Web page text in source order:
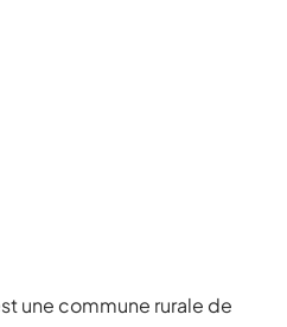
une commune rurale de